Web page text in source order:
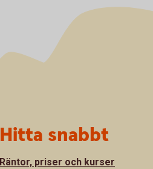
Hitta snabbt
Räntor, priser och kurser